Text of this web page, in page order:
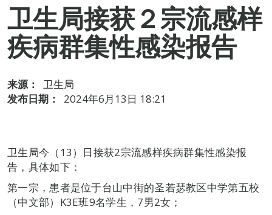
卫生局接获２宗流感样
疾病群集性感染报告
来源：
卫生局
发布日期：
2024年6月13日 18:21
卫生局今（13）日接获2宗流感样疾病群集性感染报
告，具体如下：
第一宗，患者是位于台山中街的圣若瑟教区中学第五校
（中文部）K3E班9名学生，7男2女；